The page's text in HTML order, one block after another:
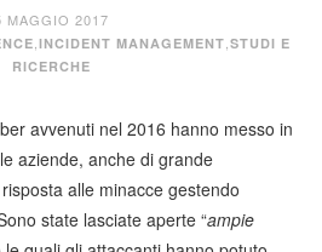
MAGGIO 2017
INCIDENT MANAGEMENT STUDI E
RICERCHE
avvenuti nel 2016 hanno messo in
aziende, anche di grande
alle minacce gestendo
state lasciate aperte “ampie